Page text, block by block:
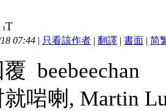
tT
07:44 | 只看該作者 | 翻譯 | 書面 | 简
覆 beebeechan
就啱喇, Martin